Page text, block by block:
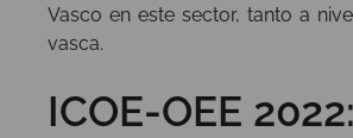
Vasco en este sector, tanto a
vasca.
ICOE-OEE